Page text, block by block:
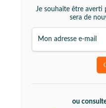
Je souhaite être averti
sera de
ou